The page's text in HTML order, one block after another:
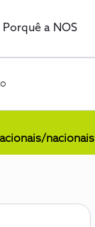
Porquê a NOS
nacionais